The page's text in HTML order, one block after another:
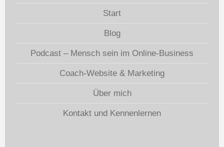
Start
Blog
Podcast – Mensch sein im Online-Business
Coach-Website & Marketing
Über mich
Kontakt und Kennenlernen